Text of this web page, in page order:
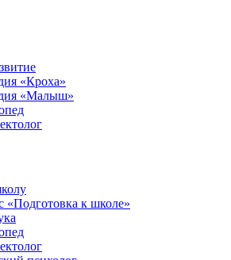
«Кроха»
«Малыш»
«Подготовка к школе»